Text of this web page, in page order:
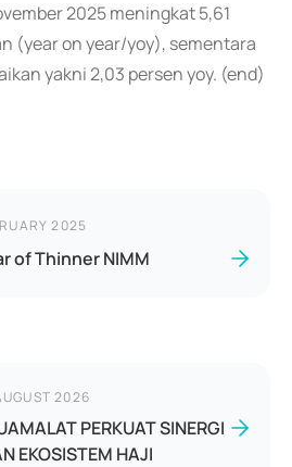
2025 meningkat 5,61
(year on year/yoy), sementara
yakni 2,03 persen yoy. (end)
2025
of Thinner NIMM
2026
PERKUAT SINERGI
EKOSISTEM HAJI